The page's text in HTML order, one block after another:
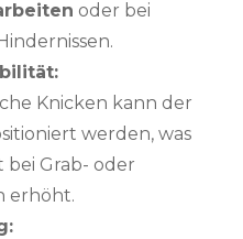
oder bei
Knicken kann der
werden, was
bei Grab- oder
erhöht.